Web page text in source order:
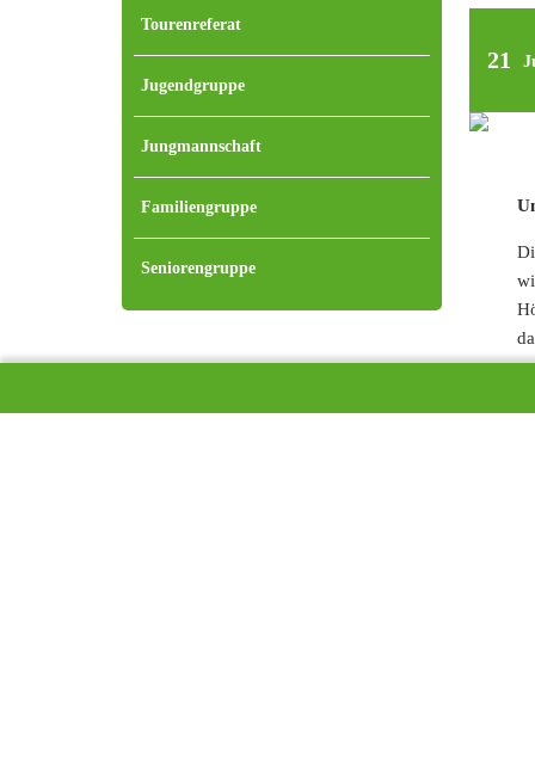
Home
21
Tourenreferat
Jugendgruppe
Jungmannschaft
Familiengruppe
Seniorengruppe